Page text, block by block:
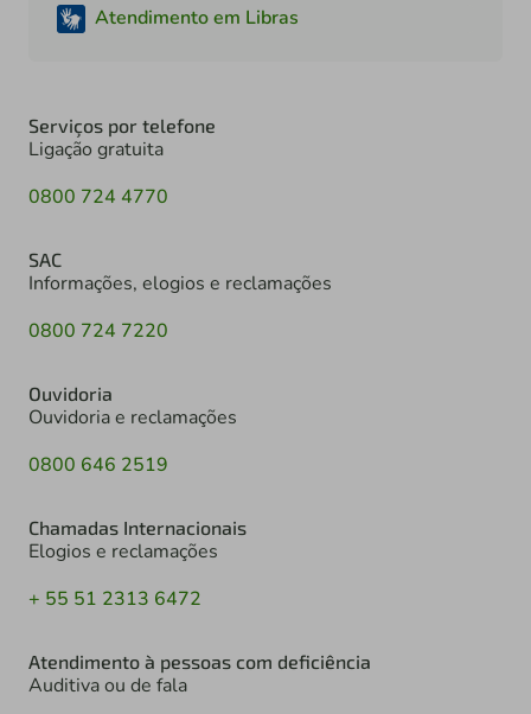
Atendimento em Libras
Serviços por telefone
Ligação gratuita
0800 724 4770
SAC
Informações, elogios e reclamações
0800 724 7220
Ouvidoria
Ouvidoria e reclamações
0800 646 2519
Chamadas Internacionais
Elogios e reclamações
+ 55 51 2313 6472
Atendimento à pessoas com deficiência
Auditiva ou de fala